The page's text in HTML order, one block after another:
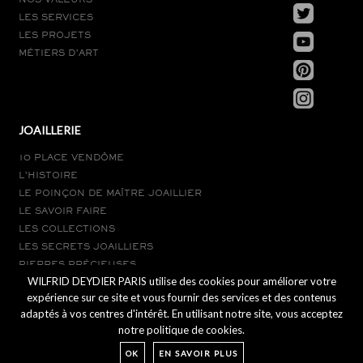
LES SERVICES
LES PROJETS
MÉTIERS D’ART
JOAILLERIE
10 PLACE VENDÔME
L’HISTOIRE
LE POINÇON DE MAÎTRE JOAILLIER
LE SAVOIR FAIRE
LES COLLECTIONS
LES SECRETS JOAILLIERS
PIERRES PRÉCIEUSES
LE SUR-MESURE
PARIS
WILFRID DEYDIER PARIS utilise des cookies pour améliorer votre
expérience sur ce site et vous fournir des services et des contenus
adaptés à vos centres d'intérêt. En utilisant notre site, vous acceptez
notre politique de cookies.
OK EN SAVOIR PLUS